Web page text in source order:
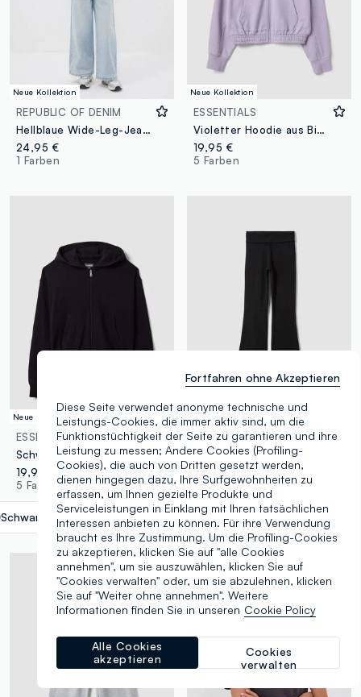
Neue Kollektion
REPUBLIC OF DENIM
Hellblaue Wide-Leg-Jeans aus Baumwoll- und Viskosemix für Mädchen
24,95 €
1 Farben
Neue Kollektion
ESSENTIALS
Violetter Hoodie aus Bio-Baumwolle
19,95 €
5 Farben
Neue Kollektion
ESSENTIALS
Schwarzer Hoodie aus Bio-Baumwolle
19,95 €
5 Farben
Schwarz label.selectsize
Neue Kollektion
OVS KIDS
9,95 €
3 Farben
Diese Seite verwendet anonyme technische und
Leistungs-Cookies, die immer aktiv sind, um die
Funktionstüchtigkeit der Seite zu garantieren und ihre
Leistung zu messen; Andere Cookies (Profiling-
Cookies), die auch von Dritten gesetzt werden,
dienen hingegen dazu, Ihre Surfgewohnheiten zu
erfassen, um Ihnen gezielte Produkte und
Serviceleistungen in Einklang mit Ihren tatsächlichen
Interessen anbieten zu können. Für ihre Verwendung
braucht es Ihre Zustimmung. Um die Profiling-Cookies
zu akzeptieren, klicken Sie auf "alle Cookies
annehmen", um sie auszuwählen, klicken Sie auf
"Cookies verwalten" oder, um sie abzulehnen, klicken
Sie auf "Weiter ohne annehmen". Weitere
Informationen finden Sie in unseren Cookie Policy
Cookies
verwalten
Alle Cookies
akzeptieren
Fortfahren ohne Akzeptieren